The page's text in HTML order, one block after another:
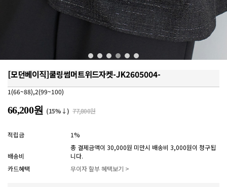
[모던베이직]쿨링썸머트위드자켓-JK2605004-
1(66~88),2(99~100)
66,200원 (15%↓) 77,800원
적립금 1%
배송비
총 결제금액이 30,000원 미만시 배송비 3,000원이 청구됩
니다.
카드혜택
무이자 할부 혜택보기 >